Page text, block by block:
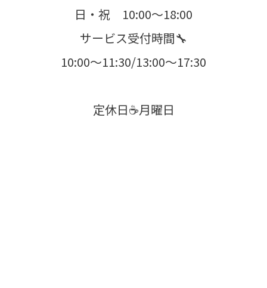
日・祝 10:00〜18:00
サービス受付時間🔧
10:00〜11:30/13:00〜17:30
定休日☕️月曜日